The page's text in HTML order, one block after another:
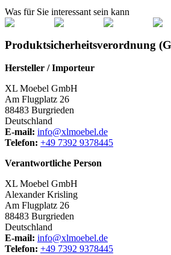
Was für Sie interessant sein kann
Produktsicherheitsverordnung
Hersteller / Importeur
XL Moebel GmbH
Am Flugplatz 26
88483 Burgrieden
Deutschland
E-mail: info@xlmoebel.de
Telefon: +49 7392 9378445
Verantwortliche Person
XL Moebel GmbH
Alexander Krisling
Am Flugplatz 26
88483 Burgrieden
Deutschland
E-mail: info@xlmoebel.de
Telefon: +49 7392 9378445